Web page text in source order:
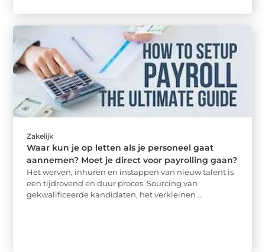
Zakelijk
Waar kun je op letten als je personeel gaat
aannemen? Moet je direct voor payrolling gaan?
Het werven, inhuren en instappen van nieuw talent is
een tijdrovend en duur proces. Sourcing van
gekwalificeerde kandidaten, het verkleinen ...